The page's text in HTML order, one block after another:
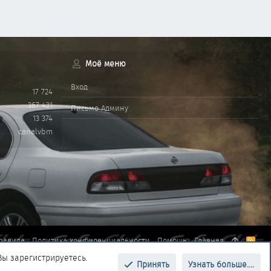
17 724
367 421
13 374
canalvbm
Моё меню
Вход
Письмо Админу
Политика конфиденциальности Помощь Главная
R
зарегистрируетесь.
Принять Узнать больше....